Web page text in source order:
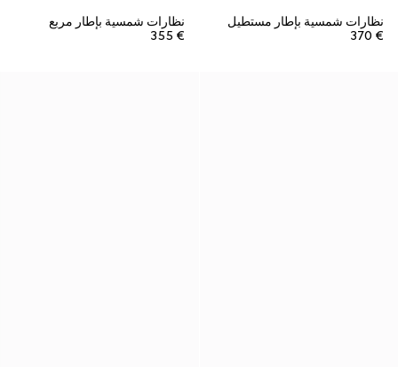
نظارات شمسية بإطار مستطيل
€ 370
نظارات شمسية بإطار مربع
€ 355